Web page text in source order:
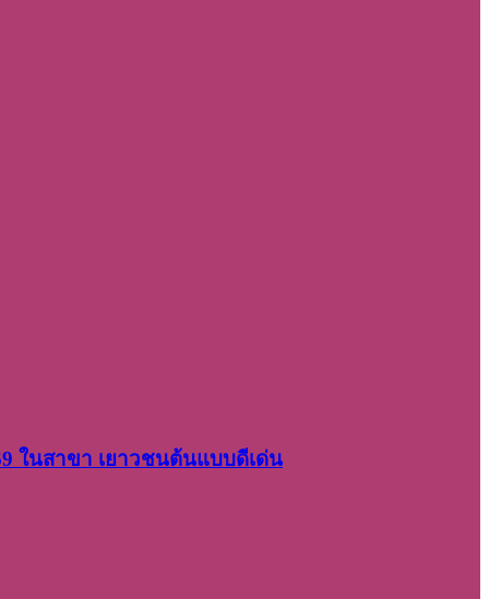
ในสาขา เยาวชนต้นแบบดีเด่น